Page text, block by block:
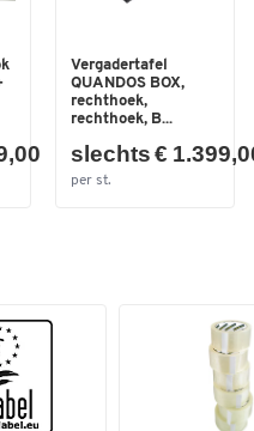
Vergadertafel
QUANDOS BOX,
rechthoek,
rechthoek, B...
slechts €
per st.